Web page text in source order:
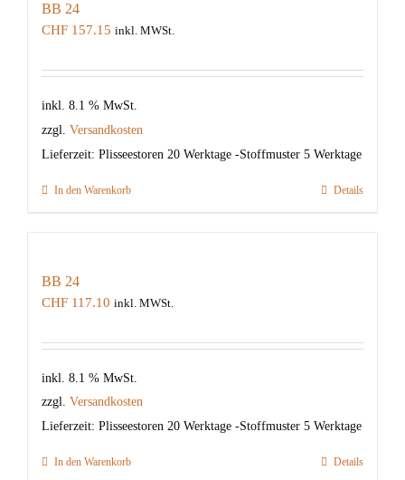
BB 24
CHF 157.15 inkl. MWSt.
inkl. 8.1 % MwSt.
zzgl. Versandkosten
Lieferzeit: Plisseestoren 20 Werktage -Stoffmuster 5 Werktage
In den Warenkorb Details
BB 24
CHF 117.10 inkl. MWSt.
inkl. 8.1 % MwSt.
zzgl. Versandkosten
Lieferzeit: Plisseestoren 20 Werktage -Stoffmuster 5 Werktage
In den Warenkorb Details